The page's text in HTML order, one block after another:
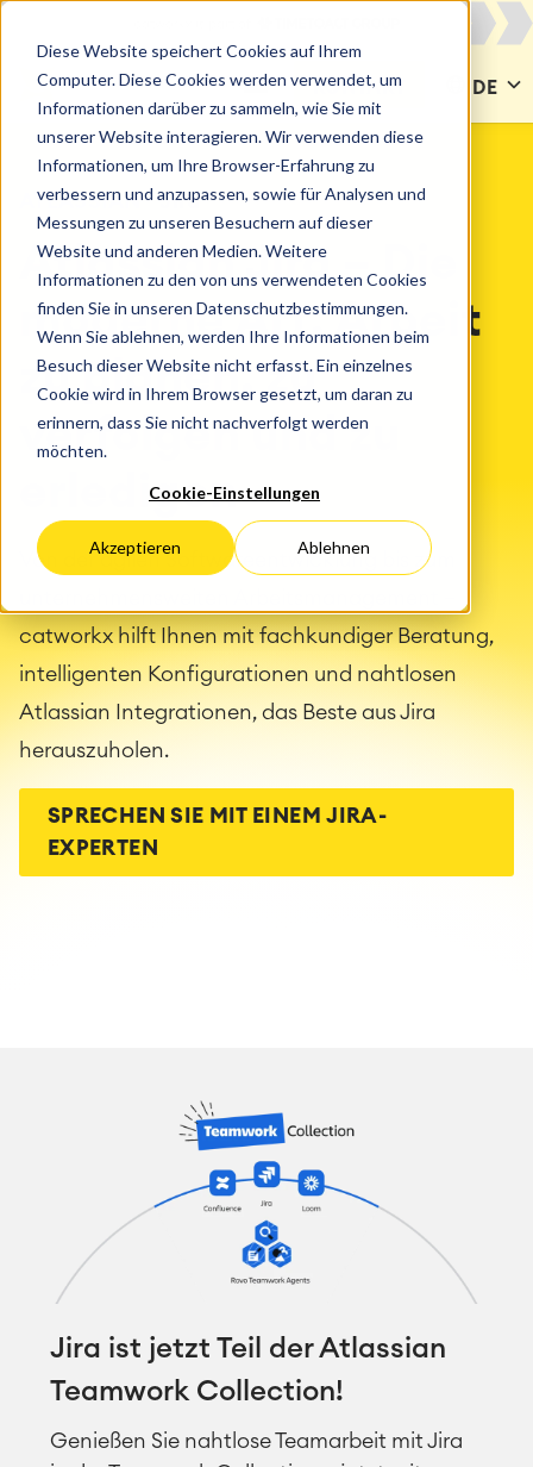
Diese Website speichert Cookies auf Ihrem
Computer. Diese Cookies werden verwendet, um
Informationen darüber zu sammeln, wie Sie mit
unserer Website interagieren. Wir verwenden diese
Informationen, um Ihre Browser-Erfahrung zu
verbessern und anzupassen, sowie für Analysen und
Messungen zu unseren Besuchern auf dieser
Website und anderen Medien. Weitere
Informationen zu den von uns verwendeten Cookies
finden Sie in unseren Datenschutzbestimmungen.
Wenn Sie ablehnen, werden Ihre Informationen beim
Besuch dieser Website nicht erfasst. Ein einzelnes
Cookie wird in Ihrem Browser gesetzt, um daran zu
erinnern, dass Sie nicht nachverfolgt werden
möchten.
Cookie-Einstellungen
Akzeptieren Ablehnen
KONTAKT DE
ATLASSIAN Jira
Atlassian Jira – Die
moderne Art, Arbeit
zu planen, zu
verfolgen und zu
erledigen
Von der agilen Softwareentwicklung bis zum
catworkx hilft Ihnen mit fachkundiger Beratung,
intelligenten Konfigurationen und nahtlosen
Atlassian Integrationen, das Beste aus Jira
herauszuholen.
SPRECHEN SIE MIT EINEM JIRA-
EXPERTEN
Jira ist jetzt Teil der Atlassian
Teamwork Collection!
Genießen Sie nahtlose Teamarbeit mit Jira